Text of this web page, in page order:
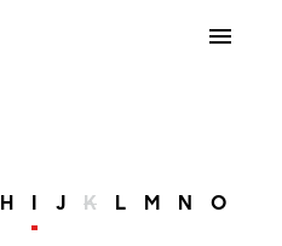
H I J K L M N O